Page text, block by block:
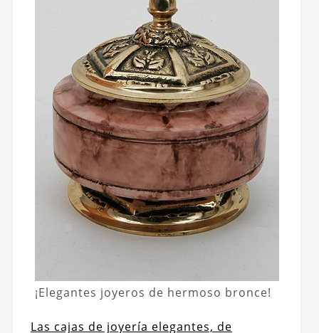
¡Elegantes joyeros de hermoso bronce!
Las cajas de joyería elegantes, de